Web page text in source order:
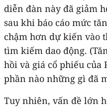
diễn đàn này đã giảm
sau khi báo cáo mức
chậm hơn dự kiến vào
tìm kiếm dao động.
hồi và giá cổ phiếu của
phần nào những gì đã
Tuy nhiên, vấn đề lớn